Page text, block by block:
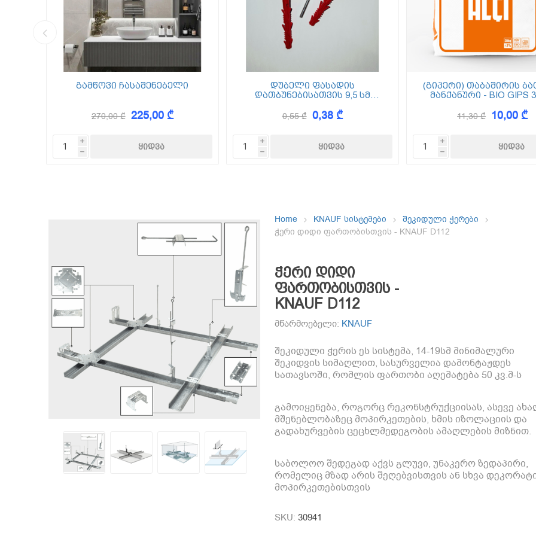
კედლის შემოსვები
KAEM Dekor
გამწოვი ჩასაშენებელი
270,00 ₾ 225,00 ₾
i
h
დუბელი ფასადის
დათბუნებისათვის 9,5 სმ
0,55 ₾ 0,38 ₾
i
h
(გიპერი) თაბაშირის
მანქანური - BIO GIPS
11,30 ₾ 10,00 ₾
i
h
Home KNAUF სისტემები
შეკიდული ჭერები
ჭერი დიდი ფართობისთვის - KNAUF D112
ჭერი დიდი
ფართობისთვის -
KNAUF D112
მწარმოებელი: KNAUF
შეკიდული ჭერის ეს სისტემა, 14-19სმ მინიმალური
შეკიდვის სიმაღლით, სასურველია დამონტაჟდეს
სათავსოში, რომლის ფართობი აღემატება 50 კვ.მ-ს
გამოიყენება, როგორც რეკონსტრუქციისას, ასევე
მშენებლობაზეც მოპირკეთების, ხმის იზოლაციის და
გადახურვების ცეცხლმედეგობის ამაღლების მიზნით.
საბოლოო შედეგად აქვს გლუვი, უნაკერო ზედაპირი,
რომელიც მზად არის შეღებვისთვის ან სხვა
მოპირკეთებისთვის
SKU: 30941